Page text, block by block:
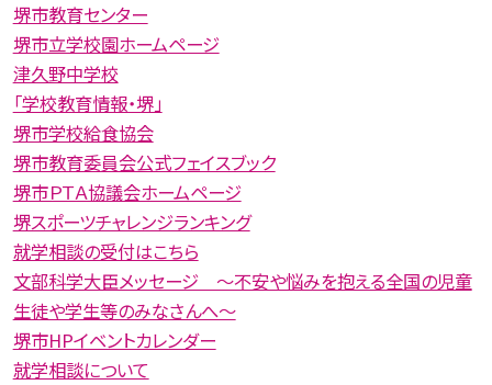
堺市教育センター
堺市立学校園ホームページ
津久野中学校
「学校教育情報・堺」
堺市学校給食協会
堺市教育委員会公式フェイスブック
堺市ＰＴＡ協議会ホームページ
堺スポーツチャレンジランキング
就学相談の受付はこちら
文部科学大臣メッセージ 〜不安や悩みを抱える全国の児童
生徒や学生等のみなさんへ〜
堺市HPイベントカレンダー
就学相談について